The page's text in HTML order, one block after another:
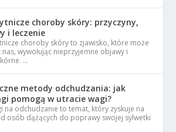
choroby skóry: przyczyny,
i leczenie
choroby skóry to zjawisko, które może
wywołując nieprzyjemne objawy i
…
metody odchudzania: jak
pomogą w utracie wagi?
na odchudzanie to temat, który zyskuje na
osób dążących do poprawy swojej sylwetki